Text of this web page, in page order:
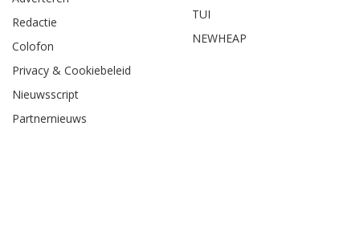
Redactie
Colofon
Privacy & Cookiebeleid
Nieuwsscript
Partnernieuws
TUI
NEWHEAP